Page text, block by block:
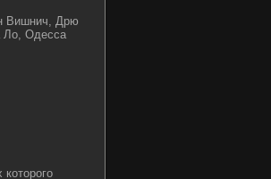
Вишнич, Дрю
Ло, Одесса